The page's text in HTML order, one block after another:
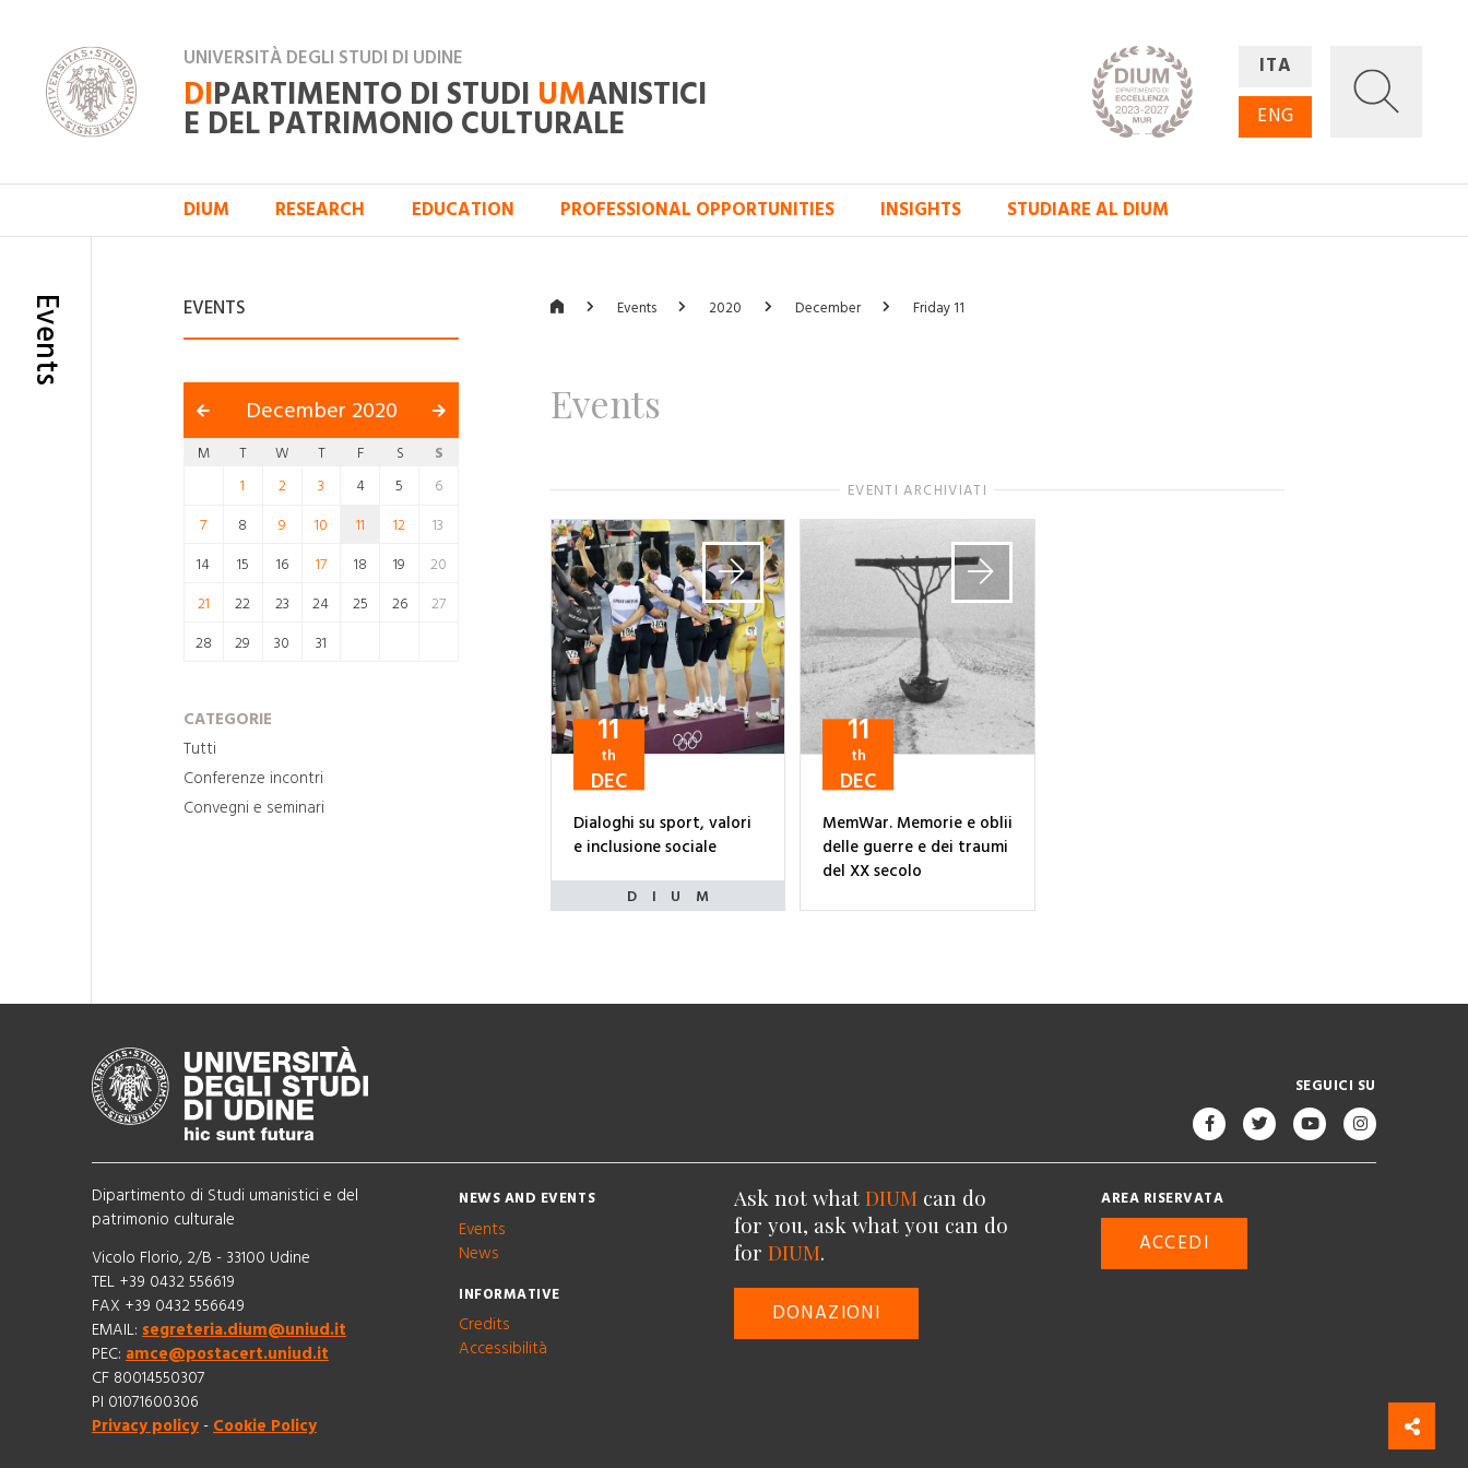
UNIVERSITÀ DEGLI STUDI DI UDINE
DIPARTIMENTO DI STUDI UMANISTICI
E DEL PATRIMONIO CULTURALE
ITA
ENG
DIUM RESEARCH EDUCATION PROFESSIONAL OPPORTUNITIES INSIGHTS STUDIARE AL DIUM
Events EVENTS
December 2020
M T W T F S
S
1
2 3 4 5
6
7
8 9 10 11 12
13
14
15 16 17 18 19
20
21
22 23 24 25 26
27
28
29 30 31
CATEGORIE
Tutti
Conferenze incontri
Convegni e seminari
Events 2020 December Friday 11
Events
EVENTI ARCHIVIATI
11
th
DEC
Dialoghi su sport, valori
e inclusione sociale
11
th
DEC
MemWar. Memorie e oblii
delle guerre e dei traumi
del XX secolo
SEGUICI SU
Dipartimento di Studi umanistici e del
patrimonio culturale
Vicolo Florio, 2/B - 33100 Udine
TEL +39 0432 556619
FAX +39 0432 556649
EMAIL: segreteria.dium@uniud.it
PEC: amce@postacert.uniud.it
CF 80014550307
PI 01071600306
Privacy policy -Cookie Policy
NEWS AND EVENTS
Events
News
INFORMATIVE
Credits
Accessibilità
Ask not what DIUM can do
for you, ask what you can do
for DIUM.
DONAZIONI
AREA RISERVATA
ACCEDI